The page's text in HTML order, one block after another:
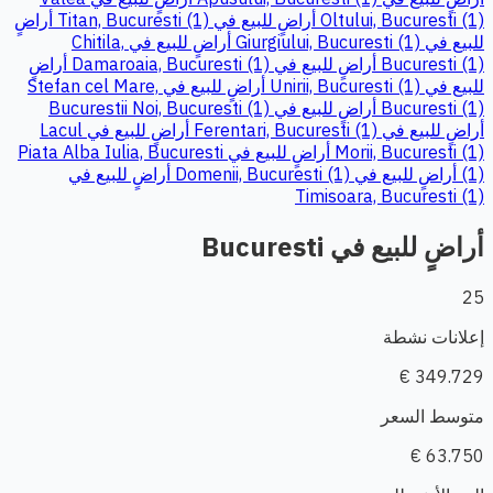
Oltului, Bucuresti (1) أراضٍ للبيع في Titan, Bucuresti (1)
أراضٍ
للبيع في Giurgiului, Bucuresti (1)
أراضٍ للبيع في Chitila,
Bucuresti (1) أراضٍ للبيع في Damaroaia, Bucuresti (1)
أراضٍ
للبيع في Unirii, Bucuresti (1)
أراضٍ للبيع في Stefan cel Mare,
Bucuresti (1) أراضٍ للبيع في Bucurestii Noi, Bucuresti (1)
أراضٍ للبيع في Ferentari, Bucuresti (1)
أراضٍ للبيع في Lacul
Morii, Bucuresti (1)
أراضٍ للبيع في Piata Alba Iulia, Bucuresti
(1) أراضٍ للبيع في Domenii, Bucuresti (1)
أراضٍ للبيع في
Timisoara, Bucuresti (1)
أراضٍ للبيع في Bucuresti
25
إعلانات نشطة
349.729 €
متوسط السعر
63.750 €